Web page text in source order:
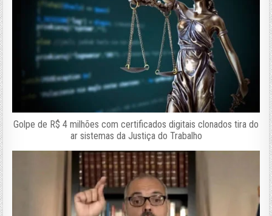
Golpe de R$ 4 milhões com certificados digitais clonados tira do
ar sistemas da Justiça do Trabalho